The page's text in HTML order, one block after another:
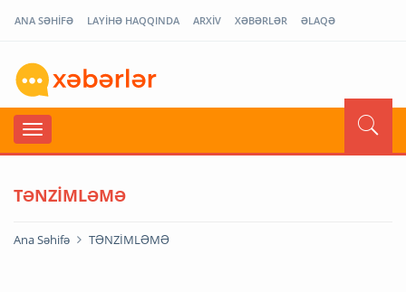
ANA SƏHİFƏ LAYİHƏ HAQQINDA ARXİV XƏBƏRLƏR ƏLAQƏ
TƏNZİMLƏMƏ
Ana Səhifə TƏNZİMLƏMƏ